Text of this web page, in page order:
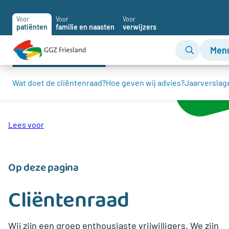
Voor
patiënten
Voor
familie en naasten
Voor
verwijzers
Home Cliëntenraad
Lees voor
Op deze pagina
Wat doet de cliëntenraad?Hoe geven wij advies?
Cliëntenraad
Wij zijn een groep enthousiaste vrijwilligers. We zijn